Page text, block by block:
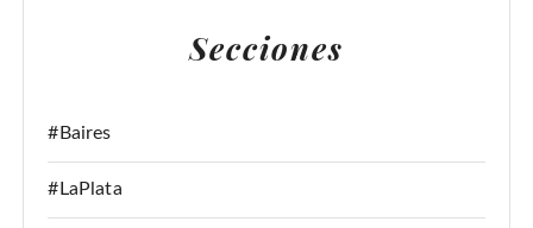
Secciones
#Baires
#LaPlata